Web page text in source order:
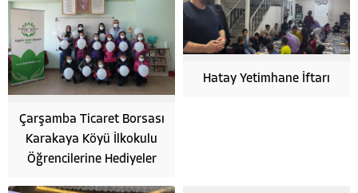
Çarşamba Ticaret Borsası
Karakaya Köyü İlkokulu
Öğrencilerine Hediyeler
Hatay Yetimhane İftarı